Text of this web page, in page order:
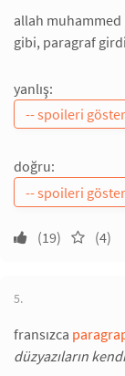
allah muhammed
gibi, paragraf
yanlış:
doğru:
(19) (4)
5.
fransızca
düzyazıların